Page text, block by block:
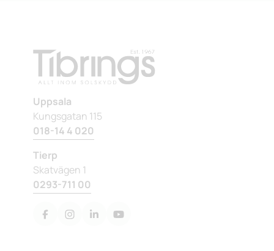
Uppsala
Kungsgatan 115
018-14 4 020
Tierp
Skatvägen 1
0293-711 00